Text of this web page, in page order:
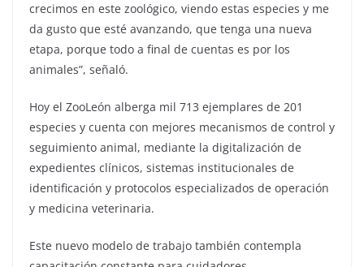
crecimos en este zoológico, viendo estas especies y me
da gusto que esté avanzando, que tenga una nueva
etapa, porque todo a final de cuentas es por los
animales”, señaló.
Hoy el ZooLeón alberga mil 713 ejemplares de 201
especies y cuenta con mejores mecanismos de control y
seguimiento animal, mediante la digitalización de
expedientes clínicos, sistemas institucionales de
identificación y protocolos especializados de operación
y medicina veterinaria.
Este nuevo modelo de trabajo también contempla